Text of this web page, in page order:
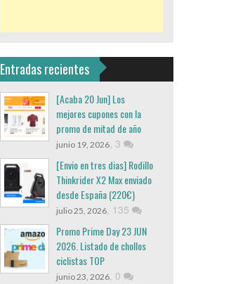
Entradas recientes
[Acaba 20 Jun] Los
mejores cupones con la
promo de mitad de año
junio 19, 2026, 3
[Envio en tres dias] Rodillo
Thinkrider X2 Max enviado
desde España (220€)
julio 25, 2026, 135
Promo Prime Day 23 JUN
2026. Listado de chollos
ciclistas TOP
junio 23, 2026, 0